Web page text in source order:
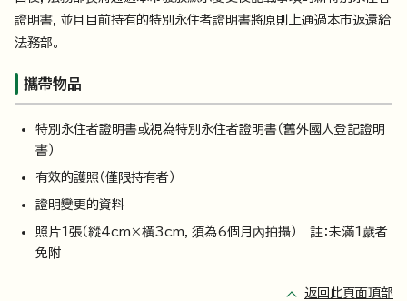
證明書，並且目前持有的特別永住者證明書將原則上通過本市返還給
法務部。
攜帶物品
特別永住者證明書或視為特別永住者證明書（舊外國人登記證明
書）
有效的護照（僅限持有者）
證明變更的資料
照片1張（縱4cm×橫3cm，須為6個月內拍攝） 註：未滿1歲者
免附
返回此頁面頂部